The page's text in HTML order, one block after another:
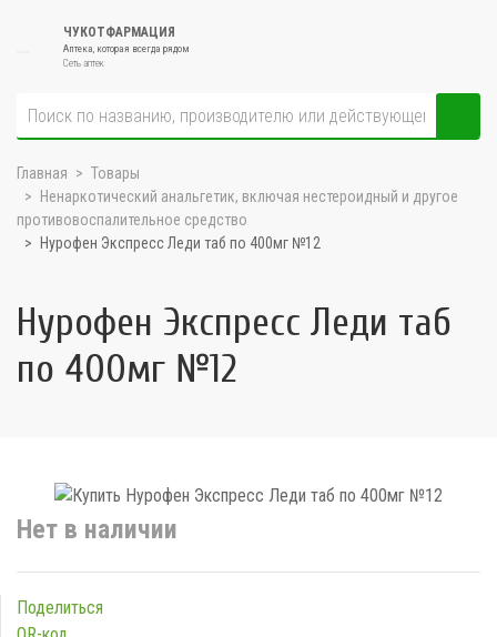
ЧУКОТФАРМАЦИЯ
Аптека, которая всегда рядом
Сеть аптек
Главная
Товары
Ненаркотический анальгетик, включая нестероидный и другое
противовоспалительное средство
Нурофен Экспресс Леди таб по 400мг №12
Нурофен Экспресс Леди таб
по 400мг №12
Нет в наличии
Поделиться